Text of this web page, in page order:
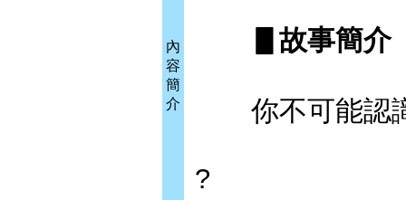
內
容
簡
介
▋故事簡介
你不可能認
?